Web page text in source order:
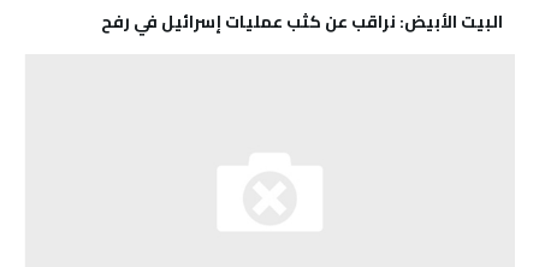
البيت الأبيض: نراقب عن كثب عمليات إسرائيل في رفح